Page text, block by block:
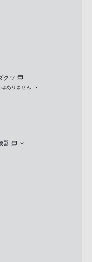
クツ
ありません
器